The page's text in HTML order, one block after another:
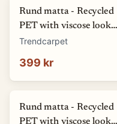
Rund matta - Recycled
PET with viscose look
(offwhite) (Storlek: Ø
Trendcarpet
399 kr
Rund matta - Recycled
PET with viscose look